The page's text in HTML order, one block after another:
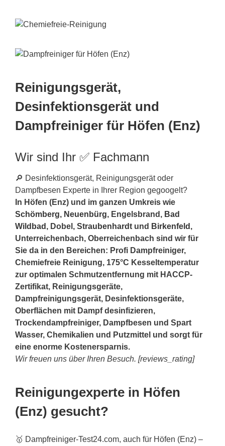
Reinigungsgerät,
Desinfektionsgerät und
Dampfreiniger für Höfen (Enz)
Wir sind Ihr ✅ Fachmann
🔎 Desinfektionsgerät, Reinigungsgerät oder
Dampfbesen Experte in Ihrer Region gegoogelt?
In Höfen (Enz) und im ganzen Umkreis wie
Schömberg, Neuenbürg, Engelsbrand, Bad
Wildbad , Dobel, Straubenhardt und Birkenfeld ,
Unterreichenbach, Oberreichenbach sind wir für
Sie da in den Bereichen: Profi Dampfreiniger,
Chemiefreie Reinigung, 175°C Kesseltemperatur
zur optimalen Schmutzentfernung mit HACCP-
Zertifikat, Reinigungsgeräte,
Dampfreinigungsgerät, Desinfektionsgeräte,
Oberflächen mit Dampf desinfizieren,
Trockendampfreiniger, Dampfbesen und Spart
Wasser, Chemikalien und Putzmittel und sorgt für
eine enorme Kostenersparnis.
Wir freuen uns über Ihren Besuch. [reviews_rating]
Reinigungexperte in Höfen
(Enz) gesucht?
🥇 Dampfreiniger-Test24.com, auch für Höfen (Enz) –